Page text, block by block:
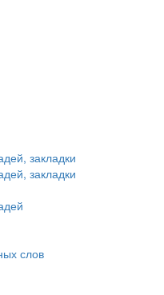
закладки
закладки
слов